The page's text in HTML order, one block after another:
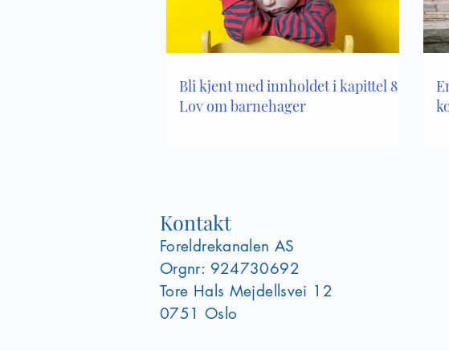
Bli kjent med innholdet i kapittel 8 i
Lov om barnehager
Kontakt
Foreldrekanalen AS
Orgnr: 924730692
Tore Hals Mejdellsvei 12
0751 Oslo